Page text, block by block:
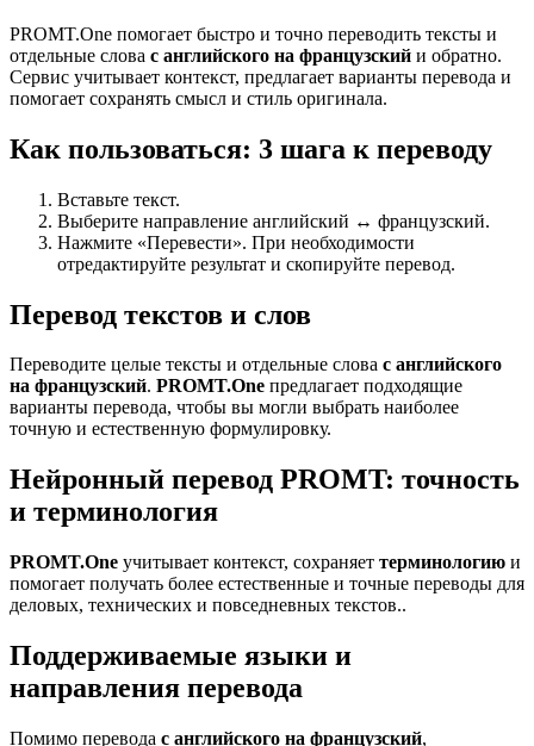
PROMT.One помогает быстро и точно переводить тексты и
отдельные слова с английского на французский и обратно.
Сервис учитывает контекст, предлагает варианты перевода и
помогает сохранять смысл и стиль оригинала.
Как пользоваться: 3 шага к переводу
Вставьте текст.
Выберите направление английский ↔ французский.
Нажмите «Перевести». При необходимости
отредактируйте результат и скопируйте перевод.
Перевод текстов и слов
Переводите целые тексты и отдельные слова с английского
на французский. PROMT.One предлагает подходящие
варианты перевода, чтобы вы могли выбрать наиболее
точную и естественную формулировку.
Нейронный перевод PROMT: точность
и терминология
PROMT.One учитывает контекст, сохраняет терминологию и
помогает получать более естественные и точные переводы для
деловых, технических и повседневных текстов..
Поддерживаемые языки и
направления перевода
Помимо перевода с английского на французский,